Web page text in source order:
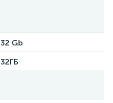
32 Gb
32ГБ